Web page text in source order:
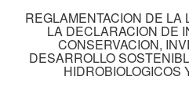
REGLAMENTACION DE LA
LA DECLARACION DE
CONSERVACION,
DESARROLLO
HIDROBIOLOGICOS